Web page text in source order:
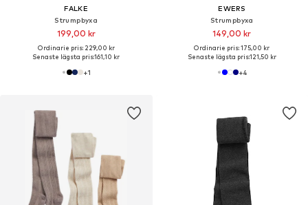
FALKE
Strumpbyxa
199,00 kr
Ordinarie pris: 229,00 kr
Senaste lägsta pris:161,10 kr
+1
EWERS
Strumpbyxa
149,00 kr
Ordinarie pris: 175,00 kr
Senaste lägsta pris:121,50 kr
+4